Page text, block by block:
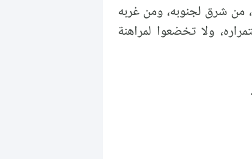
من شرق لجنوبه، ومن غربه
ولا تخضعوا لمراهنة